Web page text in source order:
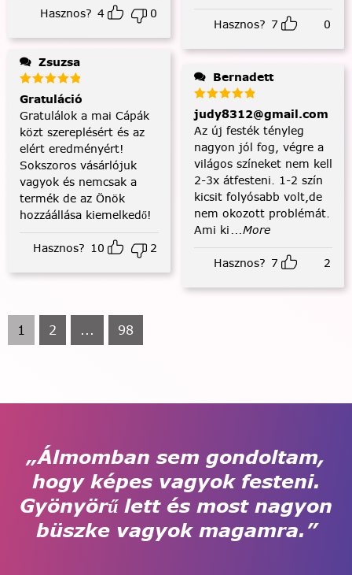
Hasznos? 4 0
Zsuzsa
Gratuláció
Gratulálok a mai Cápák
közt szereplésért és az
elért eredményért!
Sokszoros vásárlójuk
vagyok és nemcsak a
termék de az Önök
hozzáállása kiemelkedő!
Hasznos? 10 2
Hasznos? 7 0
Bernadett
judy8312@gmail.com
Az új festék tényleg
nagyon jól fog, végre a
világos színeket nem kell
2-3x átfesteni. 1-2 szín
kicsit folyósabb volt,de
nem okozott problémát.
Ami ki ...More
Hasznos? 7 2
1 2 ... 98
„Álmomban sem gondoltam,
hogy képes vagyok festeni.
Gyönyörű lett és most nagyon
büszke vagyok magamra.”